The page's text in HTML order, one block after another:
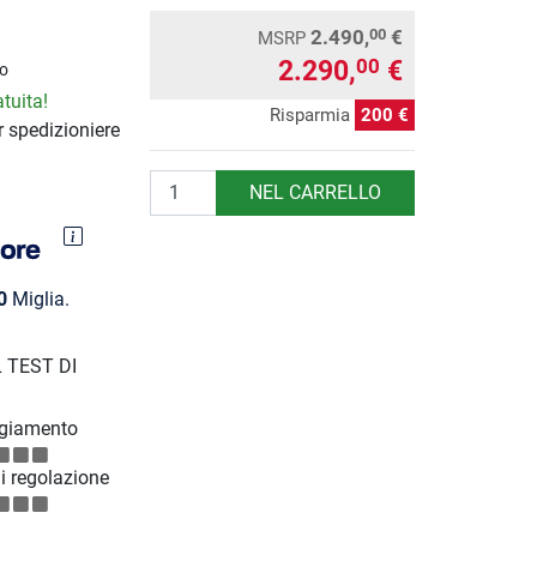
spedizioniere
Miglia.
MSRP 2.490,00 €
2.290,00 €
Risparmia 200 €
Quantità NEL CARRELLO
TEST DI
regolazione